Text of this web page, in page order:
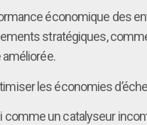
économique des
stratégiques,
les économies
comme un catalyseur